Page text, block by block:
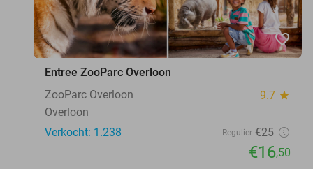
favorite_border
Entree ZooParc Overloon
ZooParc Overloon
9.7 star
Overloon
Verkocht: 1.238
Regulier €25
€16,50